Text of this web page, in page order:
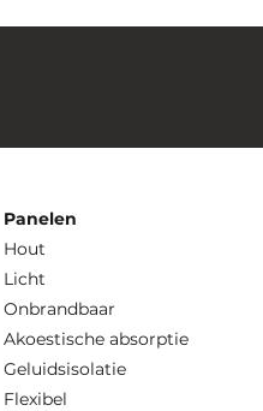
Panelen
Hout
Licht
Onbrandbaar
Akoestische absorptie
Geluidsisolatie
Flexibel